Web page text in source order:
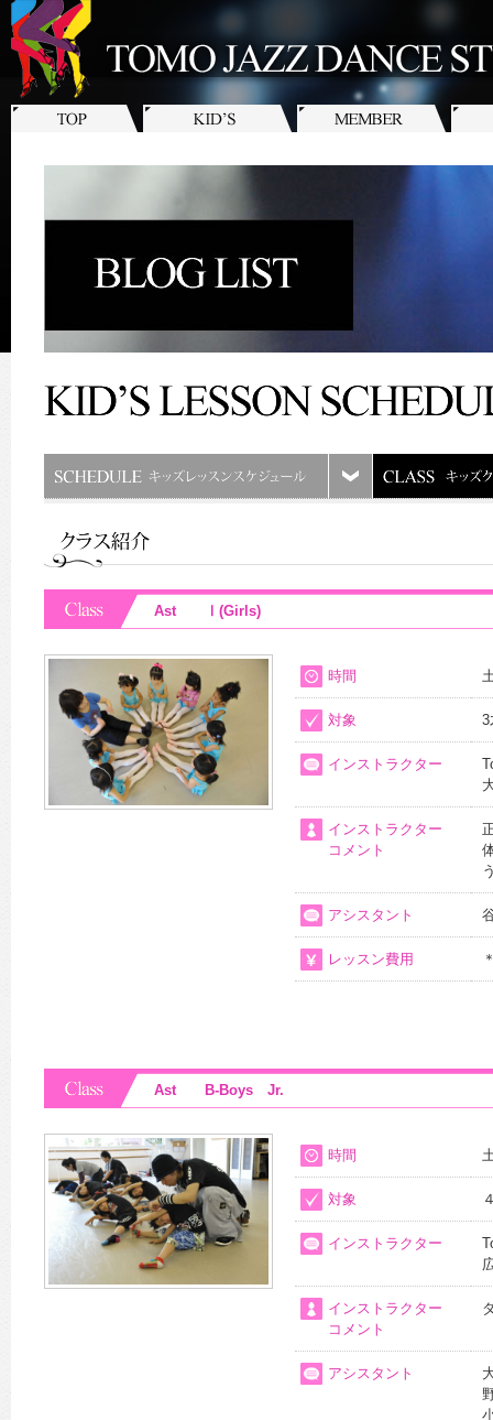
Ast Ⅰ(Girls)
時間
対象
インストラクター
インストラクター
コメント
アシスタント
レッスン費用
Ast B-Boys Jr.
時間
対象
インストラクター
インストラクター
コメント
アシスタント